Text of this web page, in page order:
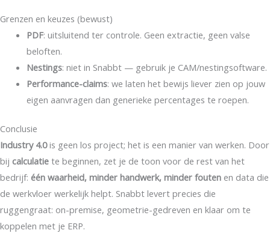
Grenzen en keuzes (bewust)
PDF: uitsluitend ter controle. Geen extractie, geen valse
beloften.
Nestings: niet in Snabbt — gebruik je CAM/nestingsoftware.
Performance-claims: we laten het bewijs liever zien op jouw
eigen aanvragen dan generieke percentages te roepen.
Conclusie
Industry 4.0is geen los project; het is een manier van werken. Door
bij calculatie te beginnen, zet je de toon voor de rest van het
bedrijf: één waarheid, minder handwerk, minder fouten en data die
de werkvloer werkelijk helpt. Snabbt levert precies die
ruggengraat: on-premise, geometrie-gedreven en klaar om te
koppelen met je ERP.